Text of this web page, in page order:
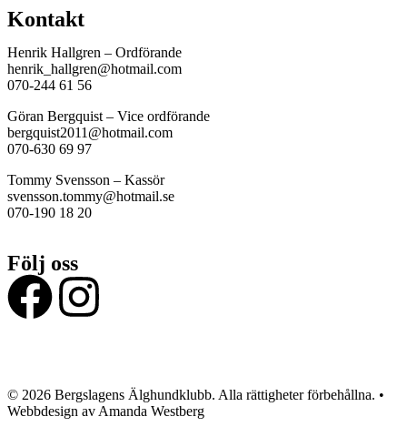
Kontakt
Henrik Hallgren – Ordförande
henrik_hallgren@hotmail.com
070-244 61 56
Göran Bergquist – Vice ordförande
bergquist2011@hotmail.com
070-630 69 97
Tommy Svensson – Kassör
svensson.tommy@hotmail.se
070-190 18 20
Följ oss
© 2026 Bergslagens Älghundklubb. Alla rättigheter förbehållna. •
Webbdesign av Amanda Westberg